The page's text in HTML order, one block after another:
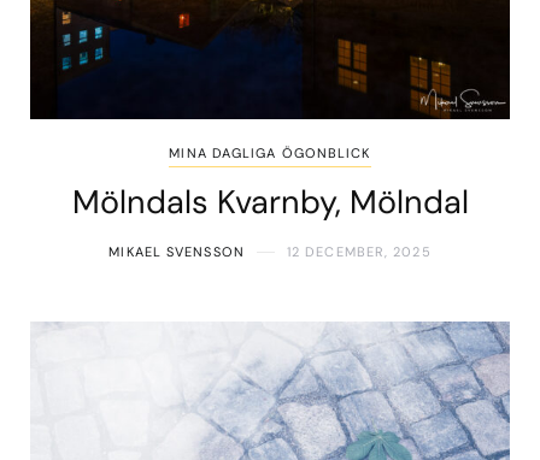
MINA DAGLIGA ÖGONBLICK
Mölndals Kvarnby, Mölndal
MIKAEL SVENSSON 12 DECEMBER, 2025